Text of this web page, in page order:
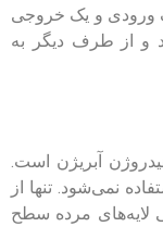
ورودی و یک خروجی
و از طرف دیگر به
آبریژن است.
نمی‌شود. تنها از
لایه‌های مرده سطح